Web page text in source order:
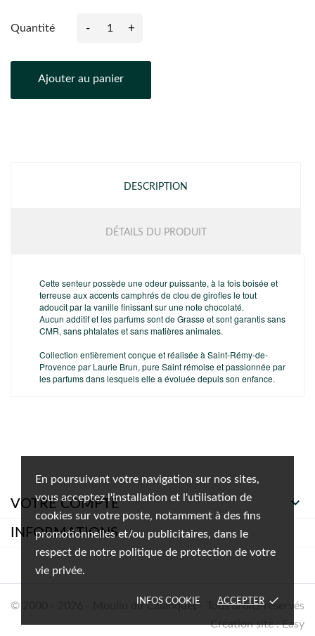
En poursuivant votre navigation sur nos sites,
vous acceptez l'installation et l'utilisation de
cookies sur votre poste, notamment à des fins
promotionnelles et/ou publicitaires, dans le
respect de notre politique de protection de votre
vie privée.
INFOS COOKIE ACCEPTER done
Quantité - +
Ajouter au panier
DESCRIPTION
DÉTAILS DU PRODUIT
Cette senteur possède une odeur puissante, à la fois boisée et
terreuse aux accents camphrés de clou de girofles le tout
adoucit par la vanille finissant sur une note chocolaté.
Aucun additif et les parfums sont de Grasse et sont garantis sans
CMR, sans phtalates et sans matières animales.
Collection entièrement conçue et réalisée à Saint-Rémy-de-
Provence par Laurie Brun, pure Saint rémoise et passionnée par
les parfums dans lesquels elle a évoluée depuis son enfance.
VOTRE COMPTE 
INFORMATIONS
© 2000 - 2026 - Moulin du Calanquet - Tous droits réservés
Création site : Easy